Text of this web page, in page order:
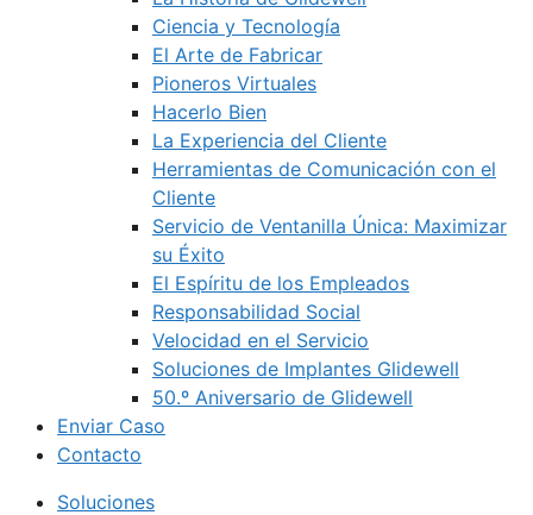
Ciencia y Tecnología
El Arte de Fabricar
Pioneros Virtuales
Hacerlo Bien
La Experiencia del Cliente
Herramientas de Comunicación con el
Cliente
Servicio de Ventanilla Única: Maximizar
su Éxito
El Espíritu de los Empleados
Responsabilidad Social
Velocidad en el Servicio
Soluciones de Implantes Glidewell
50.º Aniversario de Glidewell
Enviar Caso
Contacto
Soluciones